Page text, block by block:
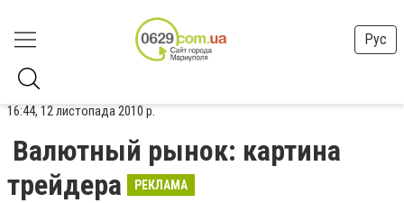
Рус
16:44, 12 листопада 2010 р.
Валютный рынок: картина
трейдера
РЕКЛАМА